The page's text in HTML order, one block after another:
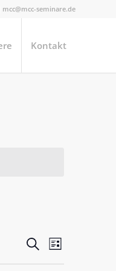
seminare.de
Kontakt
SUCHE
Suche
Ansichten-
Navigation
Liste